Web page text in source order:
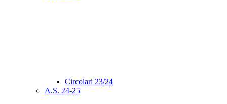
Circolari 23/24
A.S. 24-25